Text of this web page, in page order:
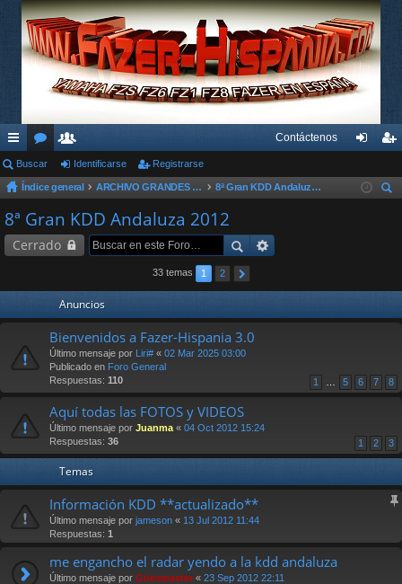
nl
ac
es
rá
or
os
su
ari
os
Contáctenos
nti ist
Buscar Identificarse Registrarse
Índice general ARCHIVO GRANDES KDD´s Y OTROS EVENTOS
8ª Gran KDD Andaluza 2012
8ª Gran KDD Andaluza 2012
Cerrado
33 temas 1 2
Anuncios
Bienvenidos a Fazer-Hispania 3.0
Último mensaje por Liri# « 02 Mar 2025 03:00
Publicado en Foro General
Respuestas: 110 1 5 6 7 8
Aquí todas las FOTOS y VIDEOS
Último mensaje por Juanma « 04 Oct 2012 15:24
Respuestas: 36 1 2 3
Temas
Información KDD **actualizado**
Último mensaje por jameson « 13 Jul 2012 11:44
Respuestas: 1
me engancho el radar yendo a la kdd andaluza
Último mensaje por Güesmaster « 23 Sep 2012 22:11